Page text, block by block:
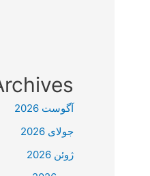
آگوست 2026
جولای 2026
ژوئن 2026